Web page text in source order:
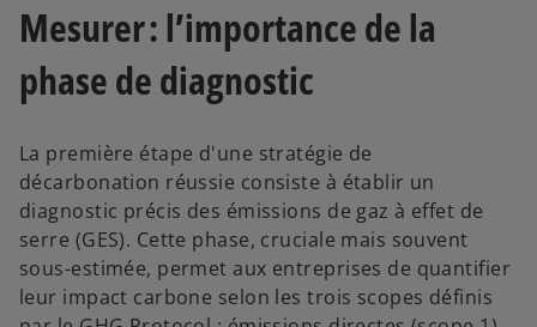
Mesurer : l’importance de la
phase de diagnostic
La première étape d'une stratégie de
décarbonation réussie consiste à établir un
diagnostic précis des émissions de gaz à effet de
serre (GES). Cette phase, cruciale mais souvent
sous-estimée, permet aux entreprises de quantifier
leur impact carbone selon les trois scopes définis